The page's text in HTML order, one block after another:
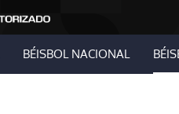
BÉISBOL NACIONAL